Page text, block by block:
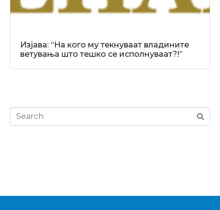
Изјава: “На кого му текнуваат владините
ветувања што тешко се исполнуваат?!”